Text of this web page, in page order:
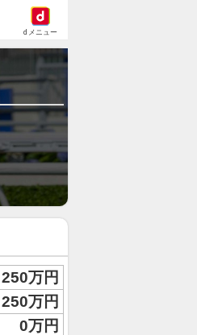
dメニュー
250万円
250万円
0万円